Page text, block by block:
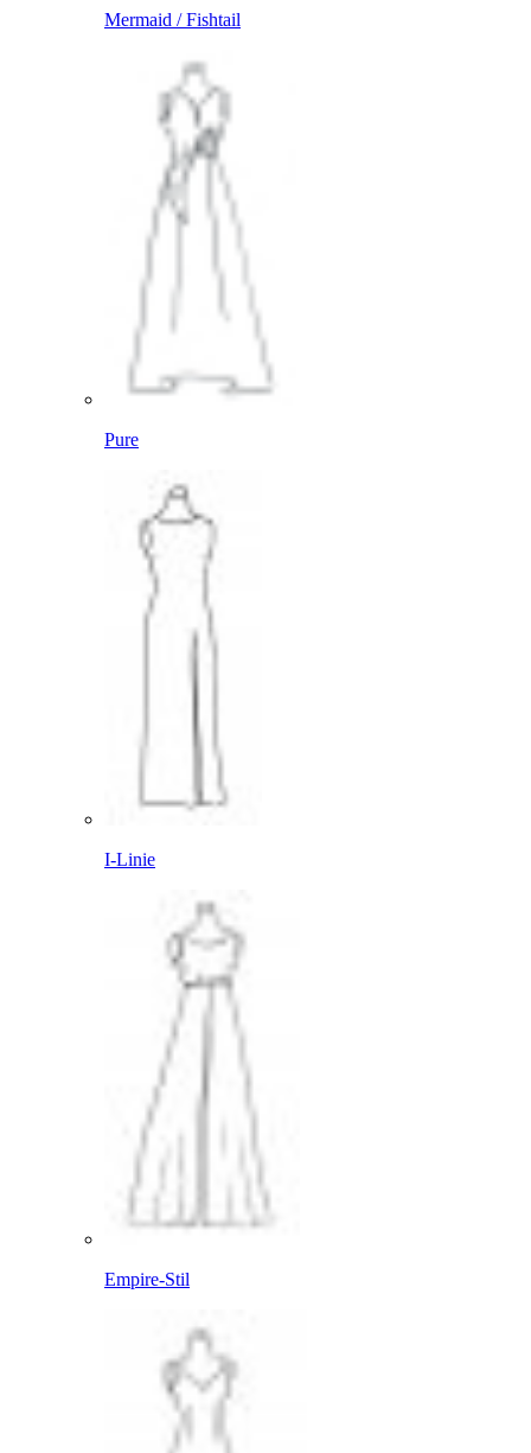
Mermaid / Fishtail
Pure
I-Linie
Empire-Stil